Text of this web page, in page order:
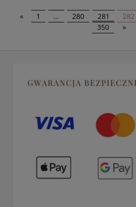
« 1 ... 280 281 282
350
»